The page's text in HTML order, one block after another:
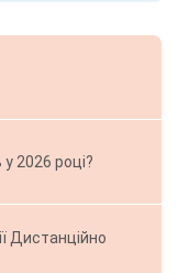
2026 році?
Дистанційно